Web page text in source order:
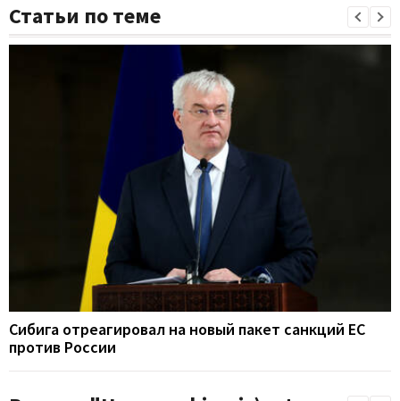
Статьи по теме
Сибига отреагировал на новый пакет санкций ЕС
против России